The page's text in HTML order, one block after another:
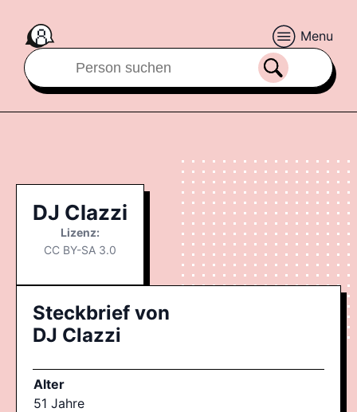
Menu
DJ Clazzi
Lizenz:
CC BY-SA 3.0
Steckbrief von
DJ Clazzi
Alter
51 Jahre